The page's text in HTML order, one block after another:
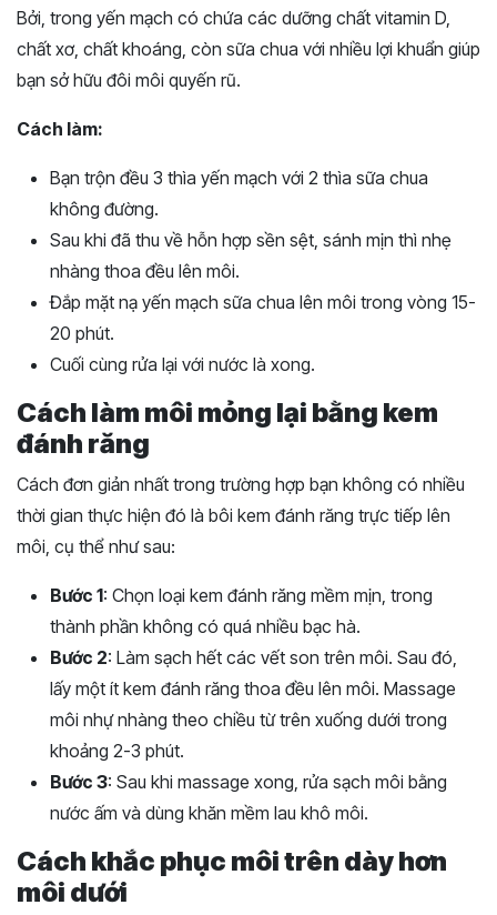
Bởi, trong yến mạch có chứa các dưỡng chất vitamin D,
chất xơ, chất khoáng, còn sữa chua với nhiều lợi khuẩn giúp
bạn sở hữu đôi môi quyến rũ.
Cách làm:
Bạn trộn đều 3 thìa yến mạch với 2 thìa sữa chua
không đường.
Sau khi đã thu về hỗn hợp sền sệt, sánh mịn thì nhẹ
nhàng thoa đều lên môi.
Đắp mặt nạ yến mạch sữa chua lên môi trong vòng 15-
20 phút.
Cuối cùng rửa lại với nước là xong.
Cách làm môi mỏng lại bằng kem
đánh răng
Cách đơn giản nhất trong trường hợp bạn không có nhiều
thời gian thực hiện đó là bôi kem đánh răng trực tiếp lên
môi, cụ thể như sau:
Bước 1: Chọn loại kem đánh răng mềm mịn, trong
thành phần không có quá nhiều bạc hà.
Bước 2: Làm sạch hết các vết son trên môi. Sau đó,
lấy một ít kem đánh răng thoa đều lên môi. Massage
môi nhự nhàng theo chiều từ trên xuống dưới trong
khoảng 2-3 phút.
Bước 3: Sau khi massage xong, rửa sạch môi bằng
nước ấm và dùng khăn mềm lau khô môi.
Cách khắc phục môi trên dày hơn
môi dưới